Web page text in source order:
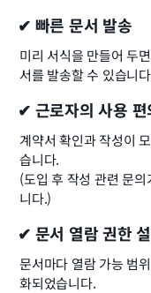
✔ 빠른 문서 발송
미리 서식을 만들어 두
서를 발송할 수 있습니
✔ 근로자의 사용 편
계약서 확인과 작성이
습니다.
(도입 후 작성 관련 문의
니다.)
✔ 문서 열람 권한
문서마다 열람 가능 범
화되었습니다.